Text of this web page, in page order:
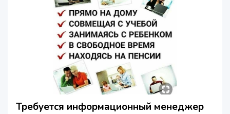
Требуется информационный менеджер